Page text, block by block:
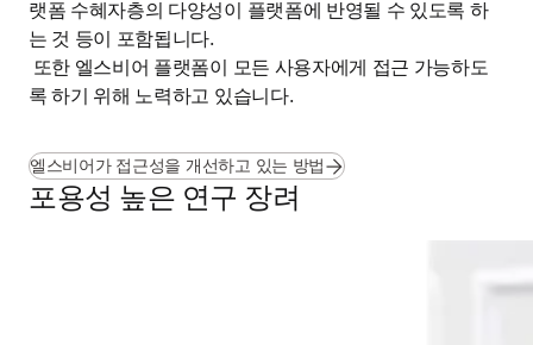
랫폼 수혜자층의 다양성이 플랫폼에 반영될 수 있도록 하
는 것 등이 포함됩니다.
록 하기 위해 노력하고 있습니다.
엘스비어가 접근성을 개선하고 있는 방법
포용성 높은 연구 장려